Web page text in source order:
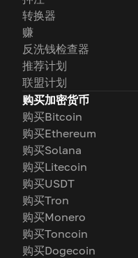
转换器
赚
反洗钱检查器
推荐计划
联盟计划
购买加密货币
购买Bitcoin
购买Ethereum
购买Solana
购买Litecoin
购买USDT
购买Tron
购买Monero
购买Toncoin
购买Dogecoin